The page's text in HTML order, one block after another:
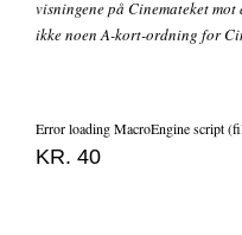
visningene på Cinemateket
ikke noen A-kort-ordning for
Error loading MacroEngine script
KR. 40